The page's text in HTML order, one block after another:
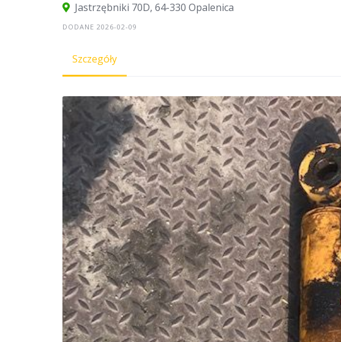
Jastrzębniki 70D, 64-330 Opalenica
DODANE 2026-02-09
Szczegóły